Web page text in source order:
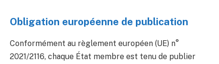
Obligation européenne de publication
Conformément au règlement européen (UE) n°
2021/2116, chaque État membre est tenu de publier